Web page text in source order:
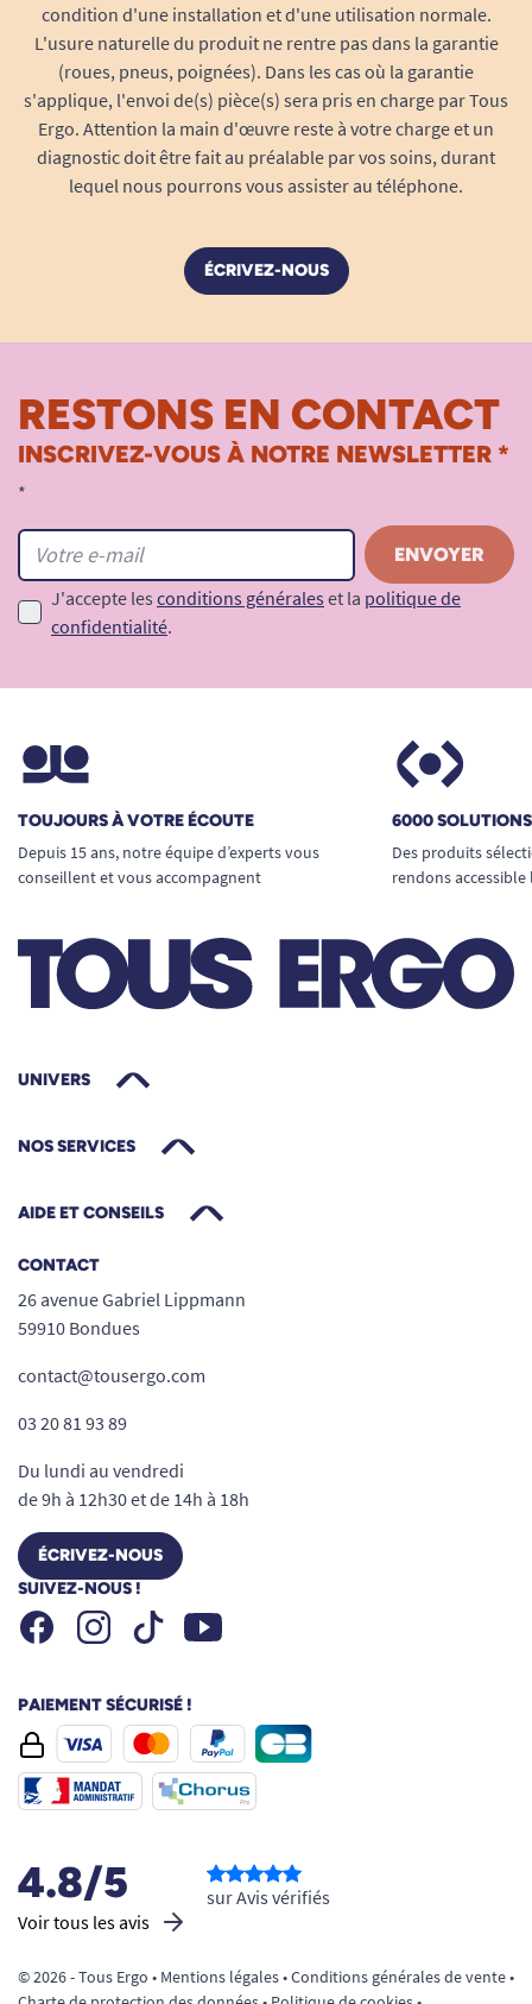
condition d'une installation et d'une utilisation normale.
L'usure naturelle du produit ne rentre pas dans la garantie
(roues, pneus, poignées). Dans les cas où la garantie
s'applique, l'envoi de(s) pièce(s) sera pris en charge par Tous
Ergo. Attention la main d'œuvre reste à votre charge et un
diagnostic doit être fait au préalable par vos soins, durant
lequel nous pourrons vous assister au téléphone.
ÉCRIVEZ-NOUS
RESTONS EN CONTACT
INSCRIVEZ-VOUS À NOTRE NEWSLETTER *
*
J'accepte les conditions générales et la politique de
confidentialité.
TOUJOURS À VOTRE ÉCOUTE
Depuis 15 ans, notre équipe d’experts vous
conseillent et vous accompagnent
6000
Des produits
rendons
UNIVERS
NOS SERVICES
AIDE ET CONSEILS
CONTACT
26 avenue Gabriel Lippmann
59910 Bondues
contact@tousergo.com
03 20 81 93 89
Du lundi au vendredi
de 9h à 12h30 et de 14h à 18h
ÉCRIVEZ-NOUS
SUIVEZ-NOUS !
FacebookInstagramTiktok Youtube
PAIEMENT SÉCURISÉ !
4.8/5
Voir tous les avis
sur Avis vérifiés
© 2026 - Tous Ergo • Mentions légales•Conditions générales de vente•